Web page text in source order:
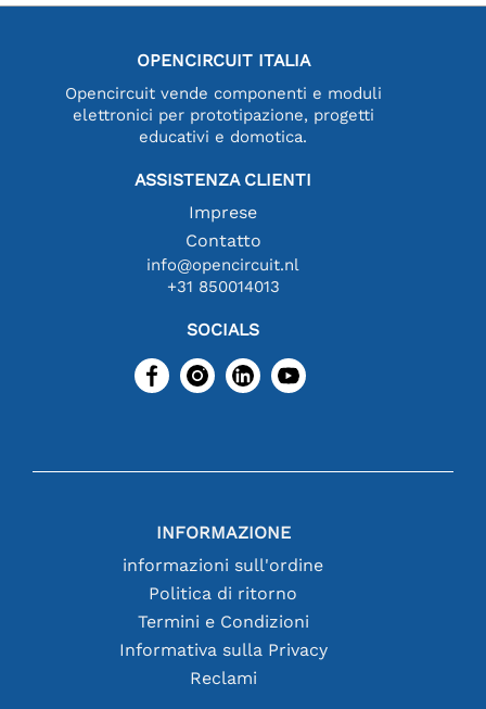
OPENCIRCUIT ITALIA
Opencircuit vende componenti e moduli
elettronici per prototipazione, progetti
educativi e domotica.
ASSISTENZA CLIENTI
Imprese
Contatto
info@opencircuit.nl
+31 850014013
SOCIALS
INFORMAZIONE
informazioni sull'ordine
Politica di ritorno
Termini e Condizioni
Informativa sulla Privacy
Reclami